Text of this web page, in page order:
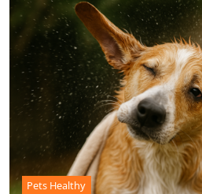
Pets Healthy